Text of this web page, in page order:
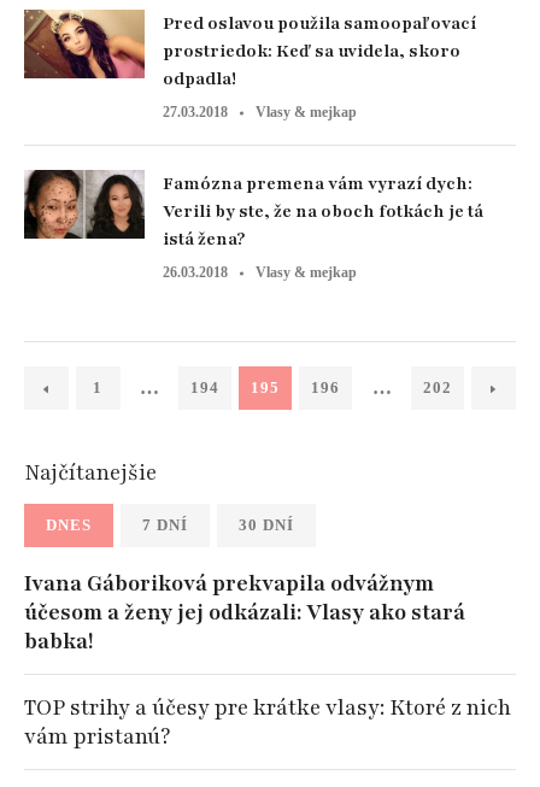
Pred oslavou použila samoopaľovací
prostriedok: Keď sa uvidela, skoro
odpadla!
27.03.2018 Vlasy & mejkap
Famózna premena vám vyrazí dych:
Verili by ste, že na oboch fotkách je tá
istá žena?
26.03.2018 Vlasy & mejkap
1 … 194 195 196 … 202
Najčítanejšie
DNES 7 DNÍ 30 DNÍ
Ivana Gáboriková prekvapila odvážnym
účesom a ženy jej odkázali: Vlasy ako stará
babka!
TOP strihy a účesy pre krátke vlasy: Ktoré z nich
vám pristanú?